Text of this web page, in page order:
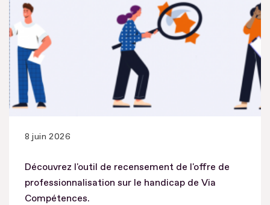
8 juin 2026
Découvrez l'outil de recensement de l'offre de
professionnalisation sur le handicap de Via
Compétences.